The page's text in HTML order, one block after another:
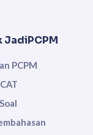
JadiPCPM
PCPM